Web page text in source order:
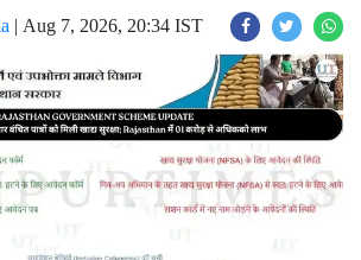
| Aug 7, 2026, 20:34 IST